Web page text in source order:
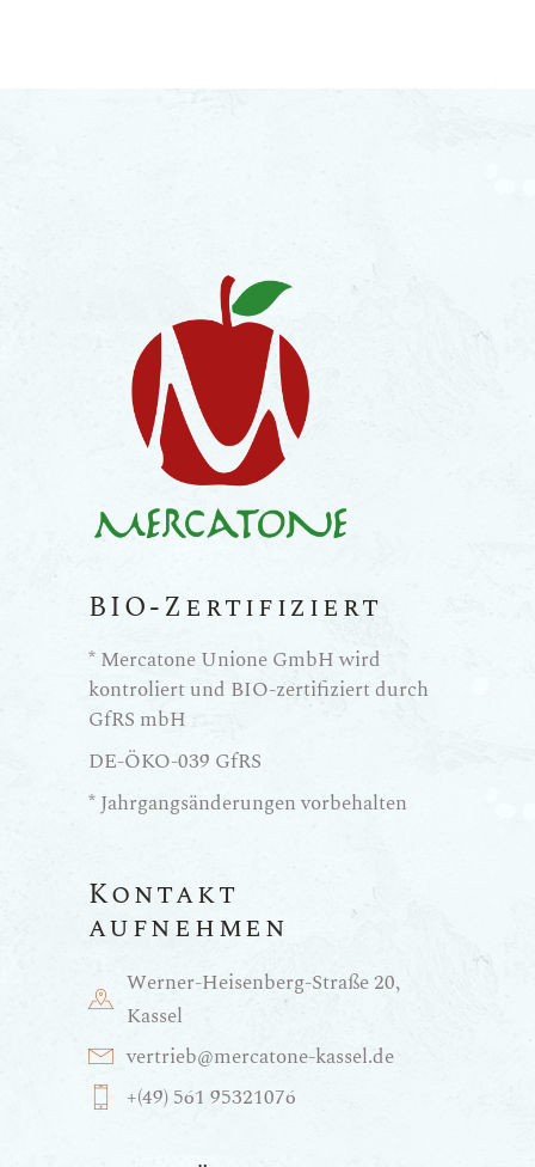
BIO-Zertifiziert
* Mercatone Unione GmbH wird
kontroliert und BIO-zertifiziert durch
GfRS mbH
DE-ÖKO-039 GfRS
* Jahrgangsänderungen vorbehalten
Kontakt
aufnehmen
Werner-Heisenberg-Straße 20,
Kassel
vertrieb@mercatone-kassel.de
+(49) 561 95321076